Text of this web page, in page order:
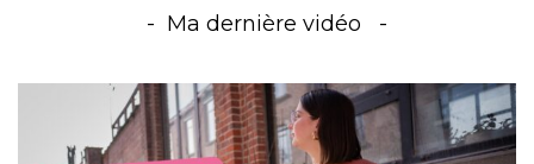
Ma dernière vidéo